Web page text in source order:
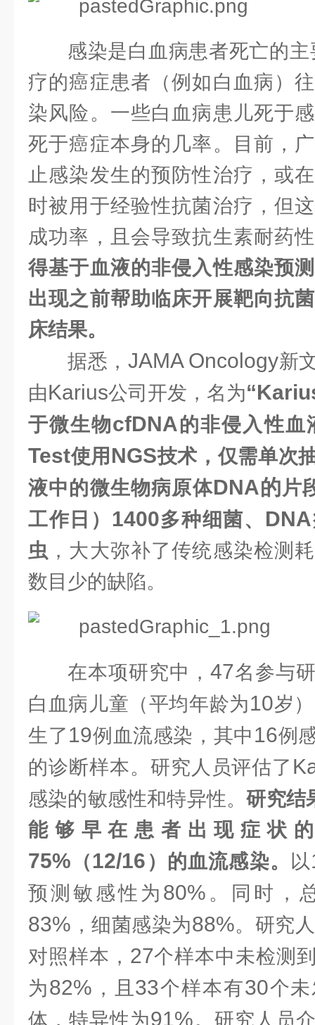
感染是白血病患者死亡的
疗的癌症患者（例如白血病）
染风险。一些白血病患儿死于
死于癌症本身的几率。目前，
止感染发生的预防性治疗，或
时被用于经验性抗菌治疗，但
成功率，且会导致抗生素耐药
得基于血液的非侵入性感染预
出现之前帮助临床开展靶向抗
床结果。
据悉， JAMA Oncology新
由Karius公司开发，名为
于微生物cfDNA的非侵入性血
Test使用 NGS技术，仅需单次
液中的微生物病原体DNA的片
工作日） 1400多种细菌、 DNA
虫 ，大大弥补了传统感染检测
数目少的缺陷。
在本项研究中， 47名参与
白血病儿童（平均年龄为10岁
生了19例血流感染，其中16例
的诊断样本。研究人员评估了
感染的敏感性和特异性。研究结
能够早在患者出现症状
75% （12/16 ）的血流感染。 以
预测敏感性为 80% 。同时，
83% ，细菌感染为88%。研究
对照样本， 27个样本中未检测
为82% ，且 33个样本有30个
体，特异性为91%。研究人员